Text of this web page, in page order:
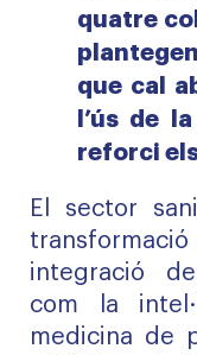
quatre
que cal
l’ús de
reforci
El sector
integració
com la
medicina de